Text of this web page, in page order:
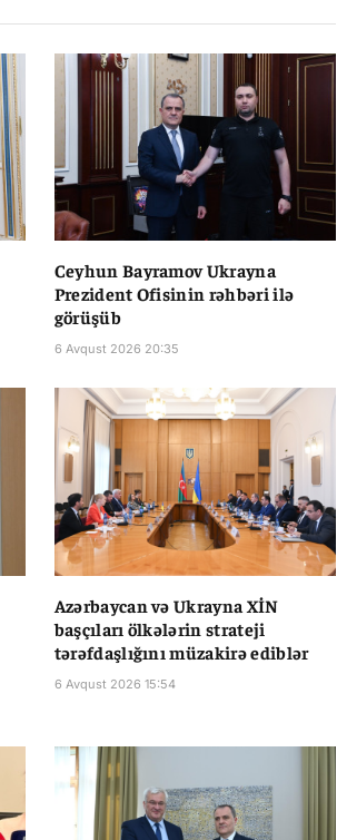
Ceyhun Bayramov Ukrayna
Prezident Ofisinin rəhbəri ilə
görüşüb
6 Avqust 2026 20:35
Azərbaycan və Ukrayna XİN
başçıları ölkələrin strateji
tərəfdaşlığını müzakirə ediblər
6 Avqust 2026 15:54